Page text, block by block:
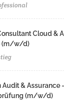
Cloud &
(m/w/d)​
Audit & Assurance -
(m/w/d)